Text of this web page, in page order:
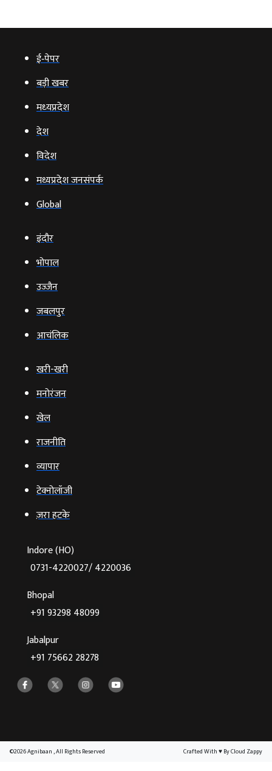
ई‑पेपर
बड़ी खबर
मध्‍यप्रदेश
देश
विदेश
मध्यप्रदेश जनसंपर्क
Global
इंदौर
भोपाल
उज्‍जैन
जबलपुर
आचंलिक
खरी-खरी
मनोरंजन
खेल
राजनीति
व्‍यापार
टेक्‍नोलॉजी
ज़रा हटके
Indore (HO)
0731-4220027/ 4220036
Bhopal
+91 93298 48099
Jabalpur
+91 75662 28278
©2026 Agnibaan , All Rights Reserved Crafted With♥By Cloud Zappy